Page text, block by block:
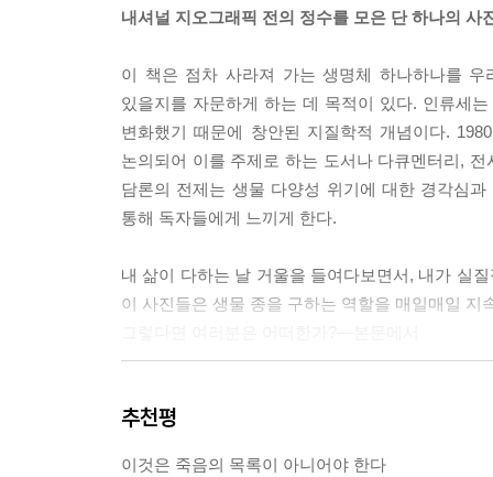
내셔널 지오그래픽 전의 정수를 모은 단 하나의 사
이 책은 점차 사라져 가는 생명체 하나하나를
있을지를 자문하게 하는 데 목적이 있다. 인류세
변화했기 때문에 창안된 지질학적 개념이다.
논의되어 이를 주제로 하는 도서나 다큐멘터리,
담론의 전제는 생물 다양성 위기에 대한 경각심
통해 독자들에게 느끼게 한다.
내 삶이 다하는 날 거울을 들여다보면서, 내가 실
이 사진들은 생물 종을 구하는 역할을 매일매일
잇는 주제이다. 펼침면마다 사토리가 담은 이
추천평
이것은 죽음의 목록이 아니어야 한다